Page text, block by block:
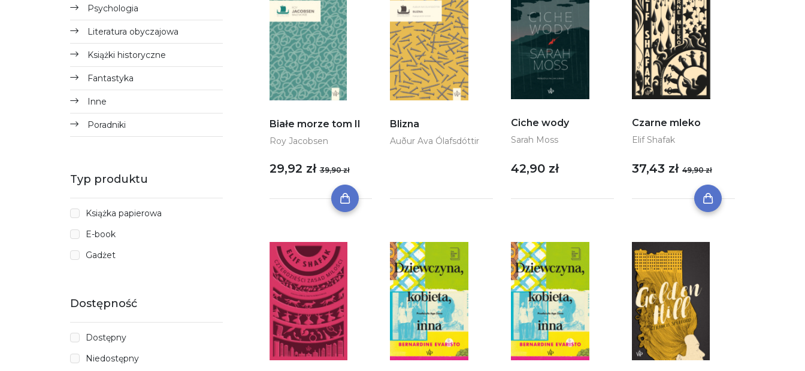
Psychologia
Literatura obyczajowa
Książki historyczne
Fantastyka
Inne
Poradniki
Typ produktu
Książka papierowa
E-book
Gadżet
Dostępność
Dostępny
Niedostępny
Białe morze tom II
Roy Jacobsen
29,92 zł39,90 zł
Blizna
Auður Ava Ólafsdóttir
Ciche wody
Sarah Moss
42,90 zł
Czarne mleko
Elif Shafak
37,43 zł49,90 zł